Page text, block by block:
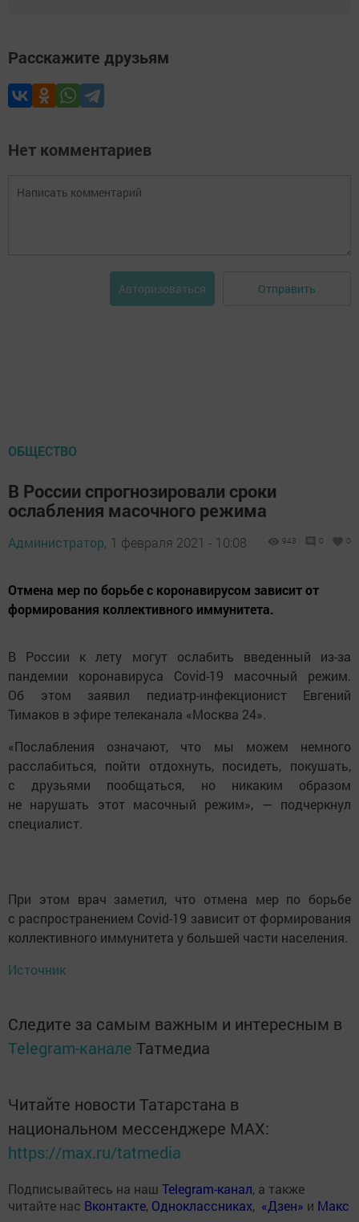
Расскажите друзьям
Нет комментариев
Авторизоваться Отправить
ОБЩЕСТВО
В России спрогнозировали сроки
ослабления масочного режима
Администратор, 1 февраля 2021 - 10:08 943 0 0
Отмена мер по борьбе с коронавирусом зависит от
формирования коллективного иммунитета.
В России к лету могут ослабить введенный из-за
пандемии коронавируса Covid-19 масочный режим.
Об этом заявил педиатр-инфекционист Евгений
Тимаков в эфире телеканала «Москва 24».
«Послабления означают, что мы можем немного
расслабиться, пойти отдохнуть, посидеть, покушать,
с друзьями пообщаться, но никаким образом
не нарушать этот масочный режим», — подчеркнул
специалист.
При этом врач заметил, что отмена мер по борьбе
с распространением Covid-19 зависит от формирования
коллективного иммунитета у большей части населения.
Источник
Следите за самым важным и интересным в
Telegram-канале Татмедиа
Читайте новости Татарстана в
национальном мессенджере MАХ:
https://max.ru/tatmedia
Подписывайтесь на наш Telegram-канал, а также
читайте нас Вконтакте, Одноклассниках, «Дзен» и Макс